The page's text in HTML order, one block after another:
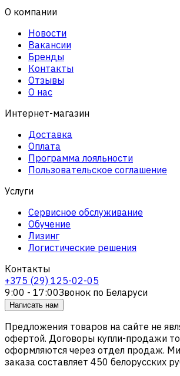
О компании
Новости
Вакансии
Бренды
Контакты
Отзывы
О нас
Интернет-магазин
Доставка
Оплата
Программа лояльности
Пользовательское соглашение
Услуги
Сервисное обслуживание
Обучение
Лизинг
Логистические решения
Контакты
+375 (29) 125-02-05
9:00 - 17:00Звонок по Беларуси
Написать нам
Предложения товаров на сайте не
офертой. Договоры купли-продажи
оформляются через отдел продаж.
заказа составляет 450 белорусских